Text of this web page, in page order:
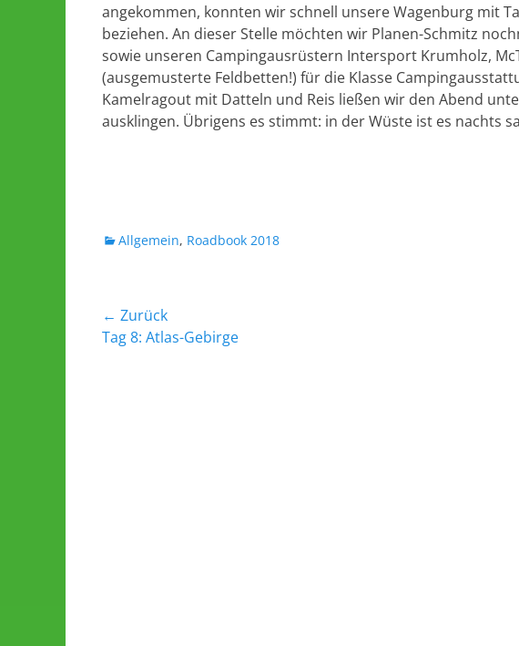
angekommen, konnten wir schnell unsere Wagenburg mit
beziehen. An dieser Stelle möchten wir Planen-Schmitz
sowie unseren Campingausrüstern Intersport Krumholz,
(ausgemusterte Feldbetten!) für die Klasse
Kamelragout mit Datteln und Reis ließen wir den Abend
ausklingen. Übrigens es stimmt: in der Wüste ist es nachts
Kategorien
Allgemein, Roadbook 2018
Beitrags-
Navigation
← Zurück
Vorheriger
Tag 8: Atlas-Gebirge